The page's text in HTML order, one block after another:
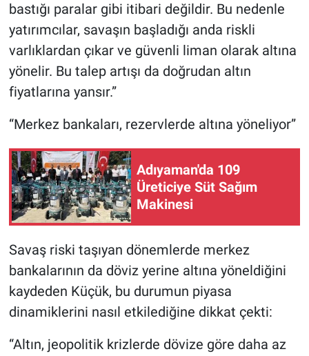
bastığı paralar gibi itibari değildir. Bu nedenle
yatırımcılar, savaşın başladığı anda riskli
varlıklardan çıkar ve güvenli liman olarak altına
yönelir. Bu talep artışı da doğrudan altın
fiyatlarına yansır.”
“Merkez bankaları, rezervlerde altına yöneliyor”
Adıyaman'da 109
Üreticiye Süt Sağım
Makinesi
Savaş riski taşıyan dönemlerde merkez
bankalarının da döviz yerine altına yöneldiğini
kaydeden Küçük, bu durumun piyasa
dinamiklerini nasıl etkilediğine dikkat çekti:
“Altın, jeopolitik krizlerde dövize göre daha az